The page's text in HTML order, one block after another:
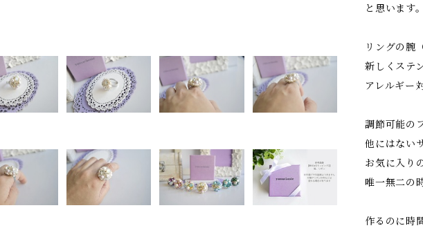
と思います
リングの腕
新しくステ
アレルギー
調節可能の
他にはない
お気に入り
唯一無二の
作るのに時